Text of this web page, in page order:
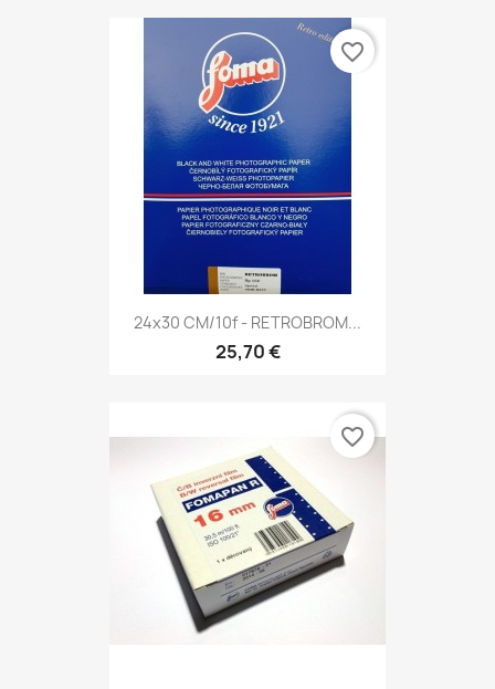
24x30 CM/10f - RETROBROM...
25,70 €
favorite_border
favorite_border